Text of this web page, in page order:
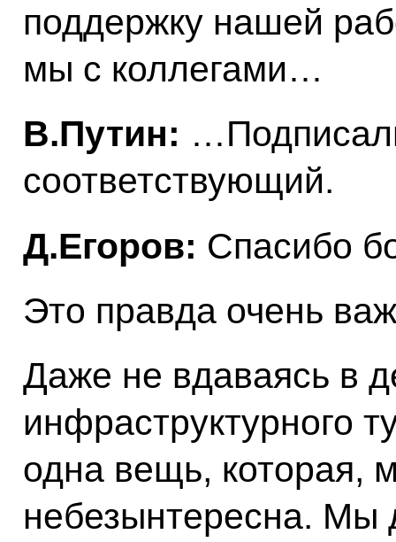
поддержку нашей
мы с коллегами…
В.Путин:
соответствующий.
Д.Егоров: Спасибо
Это правда очень
Даже не вдаваясь в
инфраструктурного
одна вещь, которая,
небезынтересна. Мы